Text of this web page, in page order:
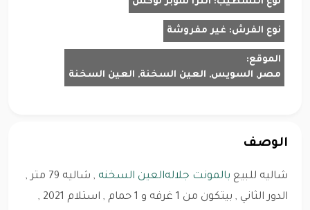
نوع الفرش: غير مفروشة
الموقع:
مصر, السويس, العين السخنة, العين السخنة
الوصف
شاليه للبيع بالمونت جلالهالعين السخنه
, شاليه 79 متر ,
الدور الثاني , بيتكون من 1 غرفه و 1 حمام , استلام 2021 ,